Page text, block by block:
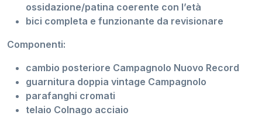
ossidazione/patina coerente con l’età
bici completa e funzionante da revisionare
Componenti:
cambio posteriore Campagnolo Nuovo Record
guarnitura doppia vintage Campagnolo
parafanghi cromati
telaio Colnago acciaio